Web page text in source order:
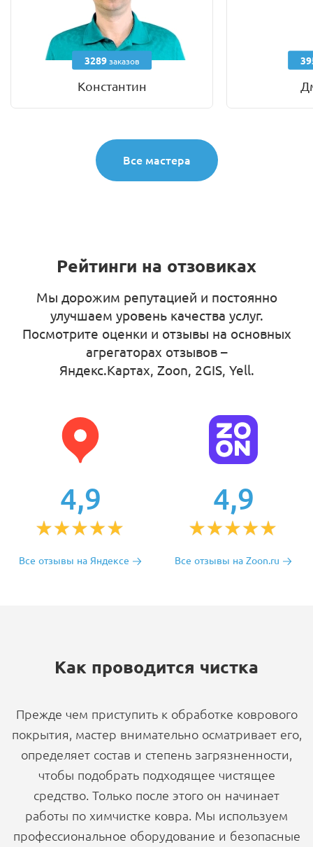
3289заказов
Константин
Все мастера
Рейтинги на отзовиках
Мы дорожим репутацией и постоянно
улучшаем уровень качества услуг.
Посмотрите оценки и отзывы на основных
агрегаторах отзывов –
Яндекс.Картах, Zoon, 2GIS, Yell.
4,9
Все отзывы на Яндексе
4,9
Все отзывы на Zoon.ru
Как проводится чистка
Прежде чем приступить к обработке коврового
покрытия, мастер внимательно осматривает его,
определяет состав и степень загрязненности,
чтобы подобрать подходящее чистящее
средство. Только после этого он начинает
работы по химчистке ковра. Мы используем
профессиональное оборудование и безопасные